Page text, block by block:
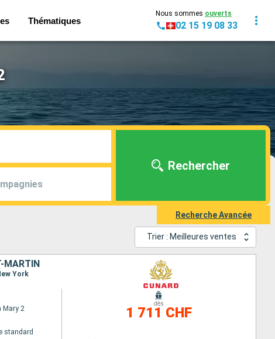
Thématiques
Nous sommes ouverts
02 15 19 08 33
Rechercher
Recherche Avancée
Trier : Meilleures ventes
MARTIN
York
Mary 2
standard
dès
1 711 CHF